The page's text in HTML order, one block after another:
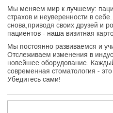
Мы меняем мир к лучшему:
страхов и неуверенности в
снова,приводя своих друзей и
пациентов - наша визитная
Мы постоянно развиваемся и
Отслеживаем изменения в
новейшее оборудование.
современная стоматология -
Убедитесь сами!